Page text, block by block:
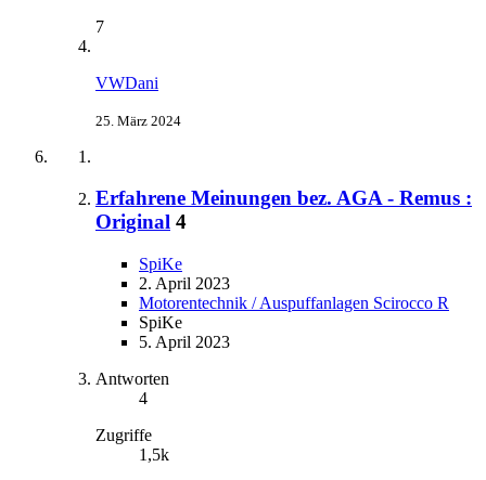
7
VWDani
25. März 2024
Erfahrene Meinungen bez. AGA - Remus :
Original 4
SpiKe
2. April 2023
Motorentechnik / Auspuffanlagen Scirocco R
SpiKe
5. April 2023
Antworten
4
Zugriffe
1,5k